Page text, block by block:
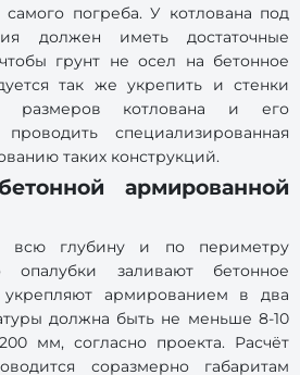
погреба. У котлована под
должен иметь достаточные
грунт не осел на бетонное
так же укрепить и стенки
размеров котлована и его
специализированная
таких конструкций.
армированной
всю глубину и по периметру
заливают бетонное
укрепляют армированием в два
должна быть не меньше 8-10
мм, согласно проекта. Расчёт
соразмерно габаритам